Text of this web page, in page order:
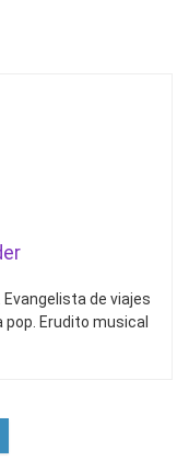
Evangelista de viajes
Erudito musical